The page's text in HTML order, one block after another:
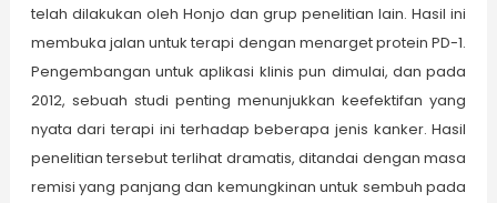
telah dilakukan oleh Honjo dan grup penelitian lain. Hasil ini
membuka jalan untuk terapi dengan menarget protein PD-1.
Pengembangan untuk aplikasi klinis pun dimulai, dan pada
2012, sebuah studi penting menunjukkan keefektifan yang
nyata dari terapi ini terhadap beberapa jenis kanker. Hasil
penelitian tersebut terlihat dramatis, ditandai dengan masa
remisi yang panjang dan kemungkinan untuk sembuh pada